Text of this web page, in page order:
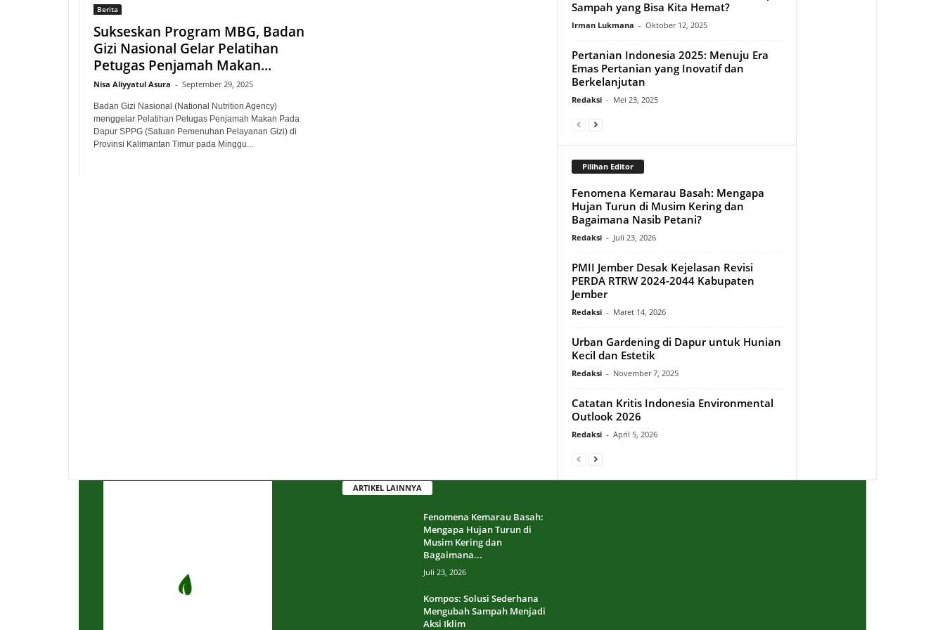
Berita
Sukseskan Program MBG, Badan
Gizi Nasional Gelar Pelatihan
Petugas Penjamah Makan...
Nisa Aliyyatul Asura - September 29, 2025
Badan Gizi Nasional (National Nutrition Agency)
menggelar Pelatihan Petugas Penjamah Makan Pada
Dapur SPPG (Satuan Pemenuhan Pelayanan Gizi) di
Provinsi Kalimantan Timur pada Minggu...
Sampah yang Bisa Kita Hemat?
Irman Lukmana - Oktober 12, 2025
Pertanian Indonesia 2025: Menuju Era
Emas Pertanian yang Inovatif dan
Berkelanjutan
Redaksi - Mei 23, 2025
Pilihan Editor
Fenomena Kemarau Basah: Mengapa
Hujan Turun di Musim Kering dan
Bagaimana Nasib Petani?
Redaksi - Juli 23, 2026
PMII Jember Desak Kejelasan Revisi
PERDA RTRW 2024-2044 Kabupaten
Jember
Redaksi - Maret 14, 2026
Urban Gardening di Dapur untuk Hunian
Kecil dan Estetik
Redaksi - November 7, 2025
Catatan Kritis Indonesia Environmental
Outlook 2026
Redaksi - April 5, 2026
ARTIKEL LAINNYA
Fenomena Kemarau Basah:
Mengapa Hujan Turun di
Musim Kering dan
Bagaimana...
Juli 23, 2026
Kompos: Solusi Sederhana
Mengubah Sampah Menjadi
Aksi Iklim